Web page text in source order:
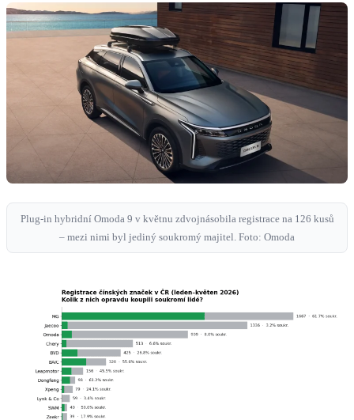
Plug-in hybridní Omoda 9 v květnu zdvojnásobila registrace na 126 kusů
– mezi nimi byl jediný soukromý majitel. Foto: Omoda